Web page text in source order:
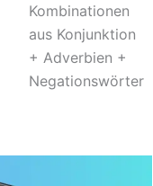
Kombinationen
aus Konjunktion
+ Adverbien +
Negationswörter